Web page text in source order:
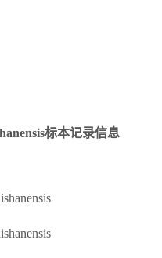
标本记录信息